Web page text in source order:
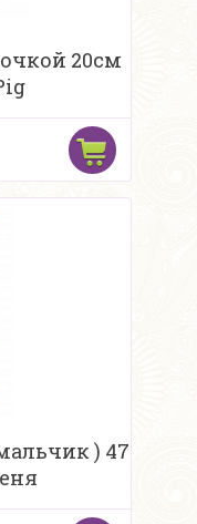
20см
) 47